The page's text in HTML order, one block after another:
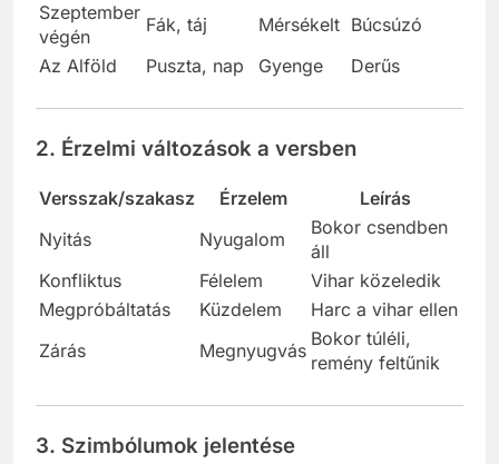
Szeptember
végén
Fák, táj Mérsékelt Búcsúzó
Az Alföld
Puszta, nap Gyenge Derűs
2. Érzelmi változások a versben
Versszak/szakasz Érzelem
Leírás
Nyitás
Nyugalom
Bokor csendben
áll
Konfliktus
Félelem
Vihar közeledik
Megpróbáltatás
Küzdelem
Harc a vihar ellen
Zárás
Megnyugvás
Bokor túléli,
remény feltűnik
3. Szimbólumok jelentése